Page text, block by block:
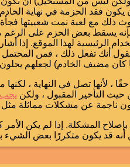
فقد الحزمة في نهاية
ذلك مع لعبة نمت شعبيتها فجأة
فإنه يسقط بعض الحزم على
الرئيسية لهذا الموقع. إذا
أنك تفعل ذلك ، فمن
كان مضيف الخادم) لجعلهم
، لأنها تصل في النهاية ،
حيث التأخير المقبول ، ولكن يجب
ناجمة عن مشكلات مماثلة مثل
المشكلة. إذا لم يكن
أنه قد يكون متكررًا بعض الشيء